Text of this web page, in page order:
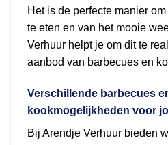
Het is de perfecte manier
te eten en van het mooie
Verhuur helpt je om dit te
aanbod van barbecues en
Verschillende barbecues
kookmogelijkheden voor
Bij Arendje Verhuur bieden